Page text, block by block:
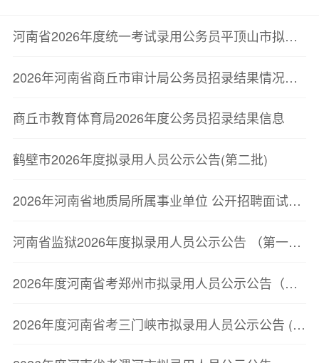
河南省2026年度统一考试录用公务员平顶山市拟录用人员公示公告
2026年河南省商丘市审计局公务员招录结果情况公示
商丘市教育体育局2026年度公务员招录结果信息
鹤壁市2026年度拟录用人员公示公告(第二批)
2026年河南省地质局所属事业单位 公开招聘面试资格确认公告
河南省监狱2026年度拟录用人员公示公告 （第一批）
2026年度河南省考郑州市拟录用人员公示公告（第二批）
2026年度河南省考三门峡市拟录用人员公示公告 (第一批)